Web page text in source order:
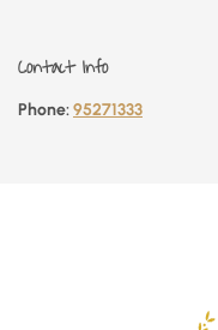
Contact Info
Phone:95271333